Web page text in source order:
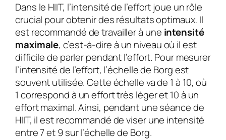
Dans le HIIT, l’intensité de l’effort joue un rôle
crucial pour obtenir des résultats optimaux. Il
est recommandé de travailler à une intensité
maximale, c’est-à-dire à un niveau où il est
difficile de parler pendant l’effort. Pour mesurer
l’intensité de l’effort, l’échelle de Borg est
souvent utilisée. Cette échelle va de 1 à 10, où
1 correspond à un effort très léger et 10 à un
effort maximal. Ainsi, pendant une séance de
HIIT, il est recommandé de viser une intensité
entre 7 et 9 sur l’échelle de Borg.